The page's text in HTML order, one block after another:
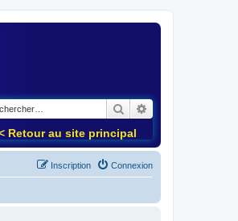
Rechercher
Retour au site principal
Connexion
Inscription